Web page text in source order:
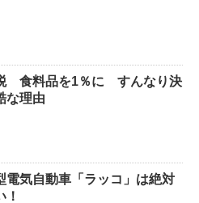
食料品を1％に すんなり決
な理由
電気自動車「ラッコ」は絶対
！